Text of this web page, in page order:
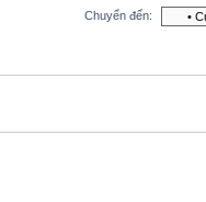
Chuyển đến: